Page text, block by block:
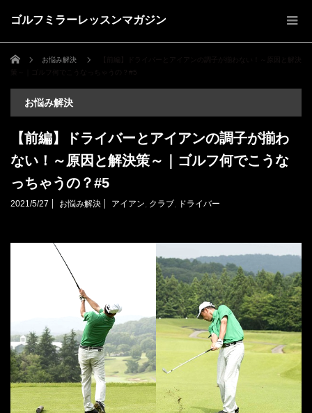
ゴルフミラーレッスンマガジン
ホーム お悩み解決
策～｜ゴルフ何でこうなっちゃうの？#5
お悩み解決
【前編】ドライバーとアイアンの調子が揃わ
ない！～原因と解決策～｜ゴルフ何でこうな
っちゃうの？#5
2021/5/27 お悩み解決 アイアン, クラブ, ドライバー